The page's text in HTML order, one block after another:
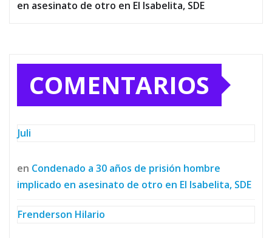
en asesinato de otro en El Isabelita, SDE
COMENTARIOS
Juli
en Condenado a 30 años de prisión hombre
implicado en asesinato de otro en El Isabelita, SDE
Frenderson Hilario